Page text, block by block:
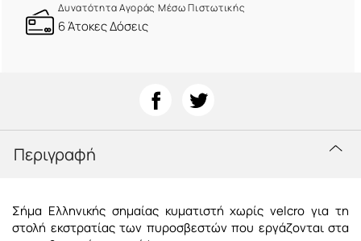
Δυνατότητα Αγοράς Μέσω Πιστωτικής
6 Άτοκες Δόσεις
Περιγραφή
Σήμα Ελληνικής σημαίας κυματιστή χωρίς velcro για τη
στολή εκστρατίας των πυροσβεστών που εργάζονται στα